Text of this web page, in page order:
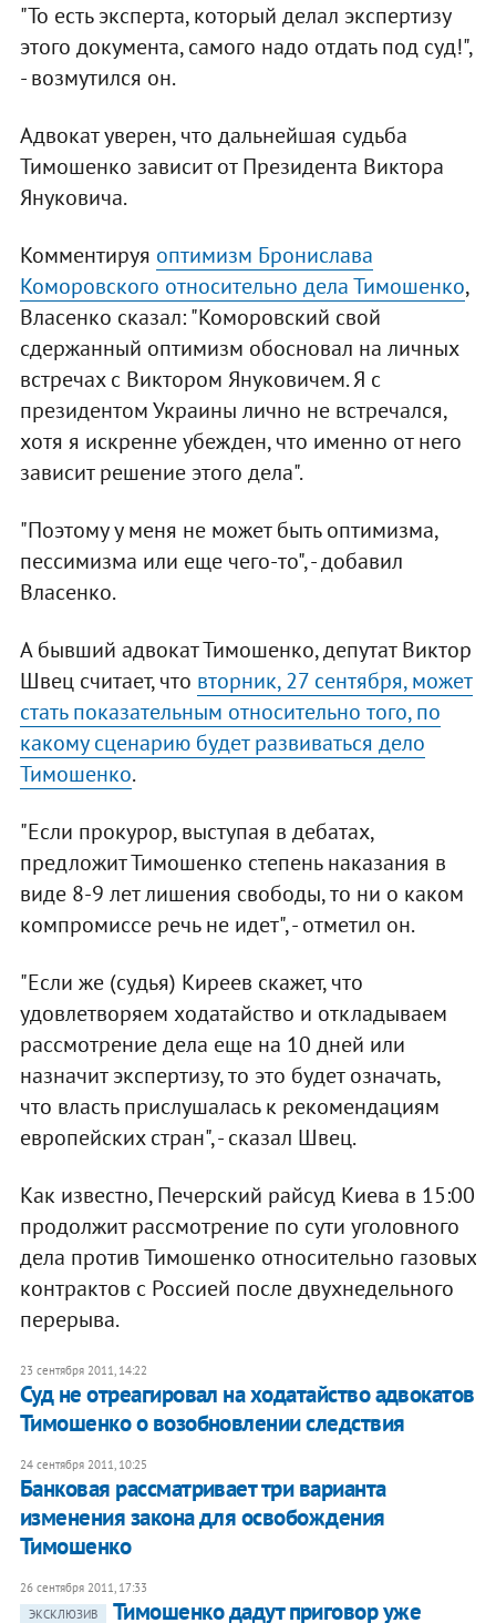
"То есть эксперта, который делал экспертизу
этого документа, самого надо отдать под суд!",
- возмутился он.
Адвокат уверен, что дальнейшая судьба
Тимошенко зависит от Президента Виктора
Януковича.
Комментируя оптимизм Бронислава
Коморовского относительно дела Тимошенко,
Власенко сказал: "Коморовский свой
сдержанный оптимизм обосновал на личных
встречах с Виктором Януковичем. Я с
президентом Украины лично не встречался,
хотя я искренне убежден, что именно от него
зависит решение этого дела".
"Поэтому у меня не может быть оптимизма,
пессимизма или еще чего-то", - добавил
Власенко.
А бывший адвокат Тимошенко, депутат Виктор
Швец считает, что вторник, 27 сентября, может
стать показательным относительно того, по
какому сценарию будет развиваться дело
Тимошенко.
"Если прокурор, выступая в дебатах,
предложит Тимошенко степень наказания в
виде 8-9 лет лишения свободы, то ни о каком
компромиссе речь не идет", - отметил он.
"Если же (судья) Киреев скажет, что
удовлетворяем ходатайство и откладываем
рассмотрение дела еще на 10 дней или
назначит экспертизу, то это будет означать,
что власть прислушалась к рекомендациям
европейских стран", - сказал Швец.
Как известно, Печерский райсуд Киева в 15:00
продолжит рассмотрение по сути уголовного
дела против Тимошенко относительно газовых
контрактов с Россией после двухнедельного
перерыва.
23 сентября 2011, 14:22
Суд не отреагировал на ходатайство адвокатов
Тимошенко о возобновлении следствия
24 сентября 2011, 10:25
Банковая рассматривает три варианта
изменения закона для освобождения
Тимошенко
26 сентября 2011, 17:33
ЭКСКЛЮЗИВ
Тимошенко дадут приговор уже